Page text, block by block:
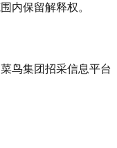
内保留解释权。
菜鸟集团招采信息平台